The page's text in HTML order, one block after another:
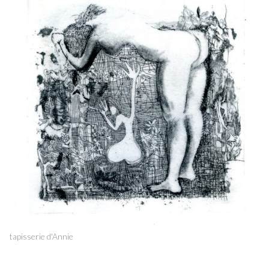
tapisserie d'Annie